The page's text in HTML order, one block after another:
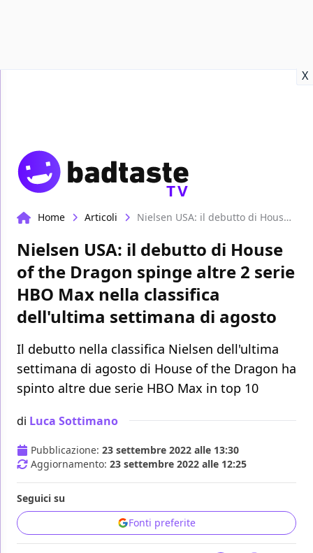
X
TV
Home Articoli Nielsen USA: il debutto di House of the Dragon spinge altre 2 serie HBO Max nella classifica dell'ultima settimana di agosto
Nielsen USA: il debutto di House
of the Dragon spinge altre 2 serie
HBO Max nella classifica
dell'ultima settimana di agosto
Il debutto nella classifica Nielsen dell'ultima
settimana di agosto di House of the Dragon ha
spinto altre due serie HBO Max in top 10
di Luca Sottimano
Pubblicazione: 23 settembre 2022 alle 13:30
Aggiornamento: 23 settembre 2022 alle 12:25
Seguici su
Fonti preferite